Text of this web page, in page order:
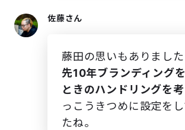
佐藤さん
藤田の思いもありました
先10年ブランディング
ときのハンドリングを
っこうきつめに設定を
たね。